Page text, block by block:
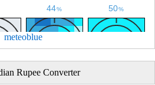
meteoblue
Indian Rupee Converter